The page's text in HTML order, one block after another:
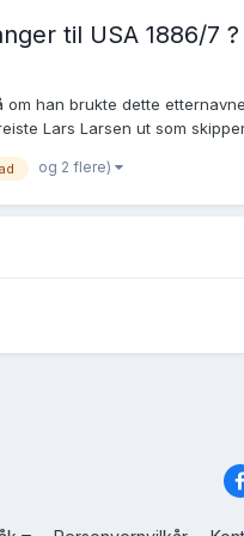
til USA 1886/7 ?
han brukte dette
Lars Larsen ut som
og 2 flere)